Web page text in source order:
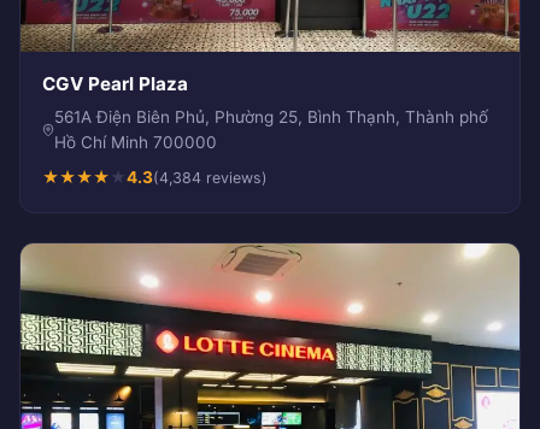
CGV Pearl Plaza
561A Điện Biên Phủ, Phường 25, Bình Thạnh, Thành phố
Hồ Chí Minh 700000
★★★★★4.3(4,384 reviews)